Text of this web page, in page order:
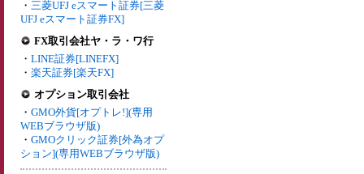
・ 三菱UFJ eスマート証券[三菱
UFJ eスマート証券FX]
FX取引会社ヤ・ラ・ワ行
・ LINE証券[LINEFX]
・ 楽天証券[楽天FX]
オプション取引会社
・ GMO外貨[オプトレ!](専用
WEBブラウザ版)
・ GMOクリック証券[外為オプ
ション](専用WEBブラウザ版)